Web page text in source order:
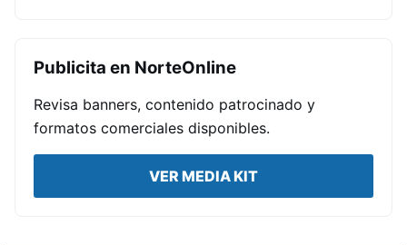
Publicita en NorteOnline
Revisa banners, contenido patrocinado y
formatos comerciales disponibles.
VER MEDIA KIT